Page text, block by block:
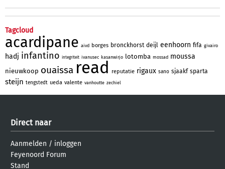
Tagcloud
acardipane aivd borges bronckhorst deijl eenhoorn fifa givairo
hadj infantino integriteit ivanusec kasanwirjo lotomba mossad moussa
nieuwkoop ouaissa read reputatie rigaux sano sjaakf sparta
steijn tengstedt ueda valente vanhoutte zechiel
Direct naar
Aanmelden / inloggen
Feyenoord Forum
Stand